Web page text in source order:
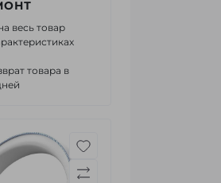
весь товар
товара в